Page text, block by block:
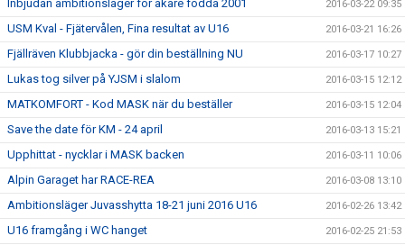
Inbjudan ambitionsläger för åkare födda 2001 2016-03-22 09:35
USM Kval - Fjätervålen, Fina resultat av U16 2016-03-21 16:26
Fjällräven Klubbjacka - gör din beställning NU 2016-03-17 10:27
Lukas tog silver på YJSM i slalom 2016-03-15 12:12
MATKOMFORT - Kod MASK när du beställer 2016-03-15 12:04
Save the date för KM - 24 april 2016-03-13 15:21
Upphittat - nycklar i MASK backen 2016-03-11 10:06
Alpin Garaget har RACE-REA 2016-03-08 13:10
Ambitionsläger Juvasshytta 18-21 juni 2016 U16 2016-02-26 13:42
U16 framgång i WC hanget 2016-02-25 21:53